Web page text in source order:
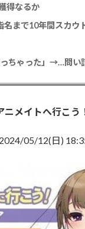
得なるか
名まで10年間スカウ
ニメイトへ行こう
2024/05/12(日)